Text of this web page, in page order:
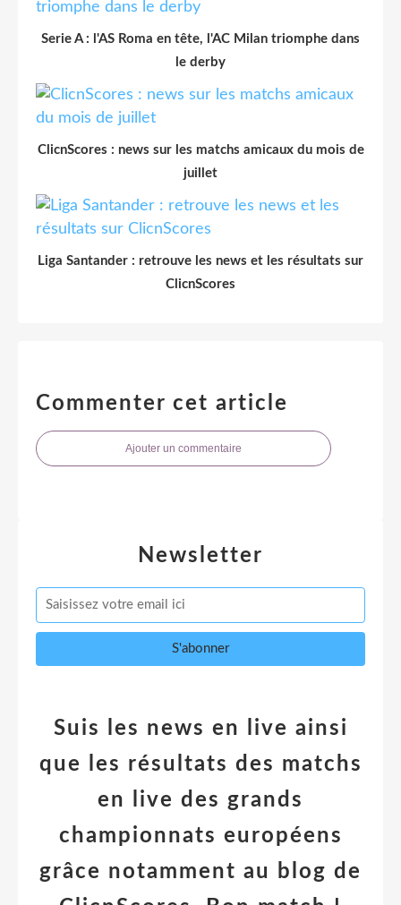
Serie A : l'AS Roma en tête, l'AC Milan triomphe dans
le derby
ClicnScores : news sur les matchs amicaux du mois de
juillet
Liga Santander : retrouve les news et les résultats sur
ClicnScores
Commenter cet article
Ajouter un commentaire
Newsletter
Suis les news en live ainsi
que les résultats des matchs
en live des grands
championnats européens
grâce notamment au blog de